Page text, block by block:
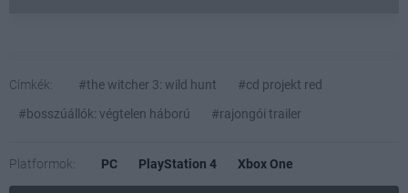
Címkék: #the witcher 3: wild hunt
#cd projekt red
#bosszúállók: végtelen háború
#rajongói trailer
Platformok: PC PlayStation 4 Xbox One